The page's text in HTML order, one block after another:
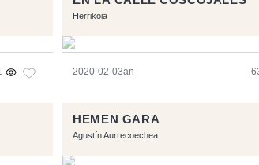
Herrikoia
2020-02-03an
HEMEN GARA
Agustín Aurrecoechea